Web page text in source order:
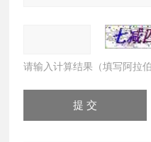
请输入计算结果（填写阿拉